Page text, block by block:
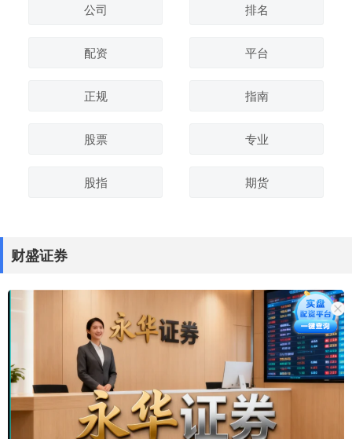
公司 排名
配资 平台
正规 指南
股票 专业
股指 期货
财盛证券